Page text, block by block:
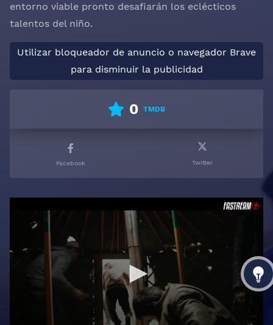
entorno viable pronto desafiarán los eclécticos
talentos del niño.
Utilizar bloqueador de anuncio o navegador Brave
para disminuir la publicidad
0 TMDB
Facebook Twitter